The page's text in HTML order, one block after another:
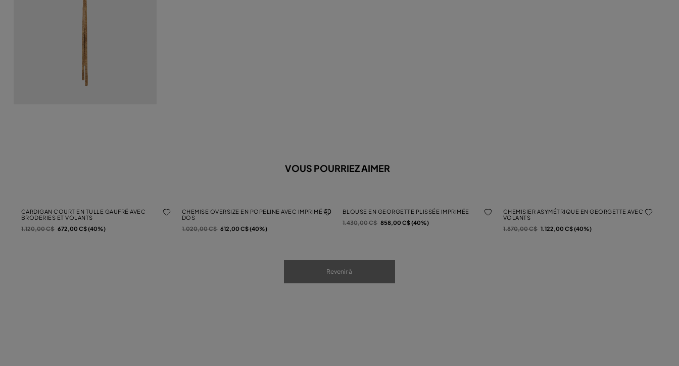
VOUS POURRIEZ AIMER
CARDIGAN COURT EN TULLE GAUFRÉ AVEC
BRODERIES ET VOLANTS
Prix réduit de
1.120,00 C$à 672,00 C$ (40%)
CHEMISE OVERSIZE EN POPELINE AVEC IMPRIMÉ AU
DOS
Prix réduit de
1.020,00 C$à 612,00 C$ (40%)
BLOUSE EN GEORGETTE PLISSÉE IMPRIMÉE
Prix réduit de
1.430,00 C$à 858,00 C$ (40%)
CHEMISIER ASYMÉTRIQUE EN GEORGETTE AVEC
VOLANTS
Prix réduit de
1.870,00 C$à 1.122,00 C$ (40%)
Revenir à